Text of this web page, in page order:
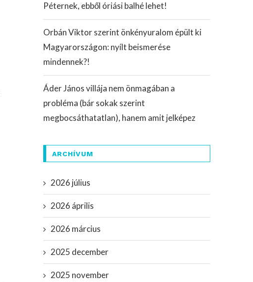
Péternek, ebből óriási balhé lehet!
Orbán Viktor szerint önkényuralom épült ki
Magyarországon: nyílt beismerése
mindennek?!
Áder János villája nem önmagában a
probléma (bár sokak szerint
megbocsáthatatlan), hanem amit jelképez
ARCHÍVUM
2026 július
2026 április
2026 március
2025 december
2025 november